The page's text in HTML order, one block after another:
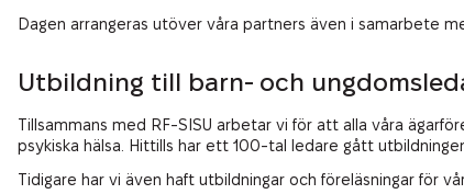
Dagen arrangeras utöver våra partners även i samarbete
Utbildning till barn- och
Tillsammans med RF-SISU arbetar vi för att alla våra
psykiska hälsa. Hittills har ett 100-tal ledare gått
Tidigare har vi även haft utbildningar och föreläsningar för